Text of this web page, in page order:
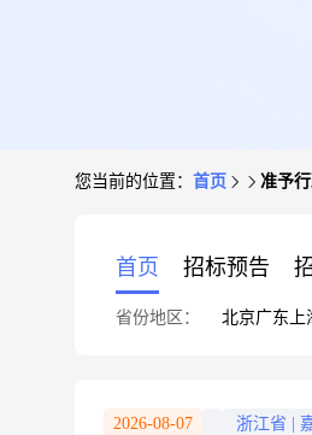
您当前的位置： 首页 准予
首页 招标预告
省份地区： 北京广东
2026-08-07 浙江省